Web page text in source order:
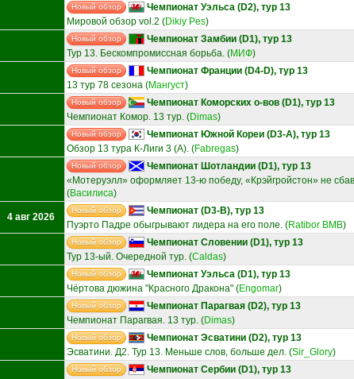
Новый обзор
Чемпионат Уэльса (D2), тур 13
Мировой обзор vol.2 (Dikiy Pes)
Новый обзор
Чемпионат Замбии (D1), тур 13
Тур 13. Бескомпромиссная борьба. (МИФ)
Новый обзор
Чемпионат Франции (D4-D), тур 13
13 тур 78 сезона (Мангуст)
Новый обзор
Чемпионат Коморских о-вов (D1), тур 13
Чемпионат Комор. 13 тур. (Dimas)
Новый обзор
Чемпионат Южной Кореи (D3-A), тур 13
Обзор 13 тура К-Лиги 3 (А). (Fabregas)
Новый обзор
Чемпионат Шотландии (D1), тур 13
«Мотеруэлл» оформляет 13‑ю победу, «Крэйгройстон» не
(Василиса)
4 авг 2026
Новый обзор
Чемпионат (D3-B), тур 13
Пуэрто Падре обыгрывают лидера на его поле. (Ratibor BMB)
Новый обзор
Чемпионат Словении (D1), тур 13
Тур 13-ый. Очередной тур. (Caldas)
Новый обзор
Чемпионат Уэльса (D1), тур 13
Чёртова дюжина "Красного Дракона" (Engomar)
Новый обзор
Чемпионат Парагвая (D2), тур 13
Чемпионат Парагвая. 13 тур. (Dimas)
Новый обзор
Чемпионат Эсватини (D2), тур 13
Эсватини. Д2. Тур 13. Меньше слов, больше дел. (Sir_Glory)
Новый обзор
Чемпионат Сербии (D1), тур 13